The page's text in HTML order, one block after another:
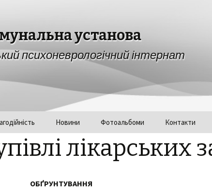
установа
психоневрологічний інтернат
Новини Фотоальбоми Контакти
лікарських
ОБҐРУНТУВАННЯ